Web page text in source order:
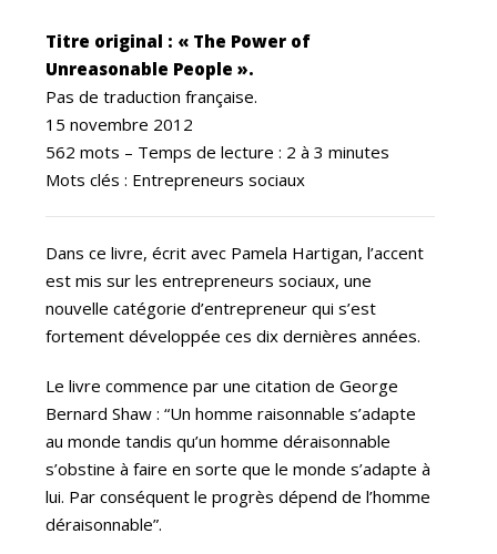
Titre original : « The Power of
Unreasonable People ».
Pas de traduction française.
15 novembre 2012
562 mots – Temps de lecture : 2 à 3 minutes
Mots clés : Entrepreneurs sociaux
Dans ce livre, écrit avec Pamela Hartigan, l’accent
est mis sur les entrepreneurs sociaux, une
nouvelle catégorie d’entrepreneur qui s’est
fortement développée ces dix dernières années.
Le livre commence par une citation de George
Bernard Shaw : “Un homme raisonnable s’adapte
au monde tandis qu’un homme déraisonnable
s’obstine à faire en sorte que le monde s’adapte à
lui. Par conséquent le progrès dépend de l’homme
déraisonnable”.